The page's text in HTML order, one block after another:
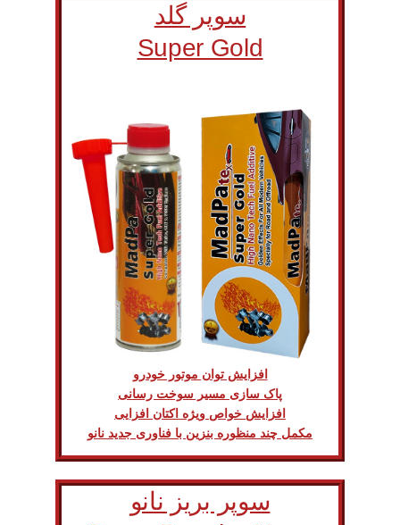
سوپر گلد
Super Gold
افزایش توان موتور خودرو
پاک سازی مسیر سوخت رسانی
افزایش خواص ویژه اکتان افزایی
مکمل چند منظوره بنزین با فناوری جدید نانو
سوپر بریز نانو